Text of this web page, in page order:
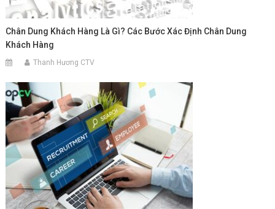
Chân Dung Khách Hàng Là Gì? Các Bước Xác Định Chân Dung
Khách Hàng
Thanh Hương CTV